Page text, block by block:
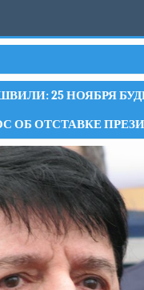
25 НОЯБРЯ
ОБ ОТСТАВКЕ